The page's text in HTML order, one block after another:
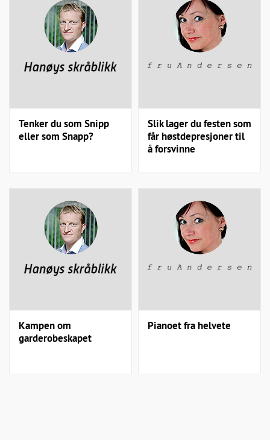
Tenker du som Snipp
eller som Snapp?
Slik lager du festen som
får høstdepresjoner til
å forsvinne
Kampen om
garderobeskapet
Pianoet fra helvete